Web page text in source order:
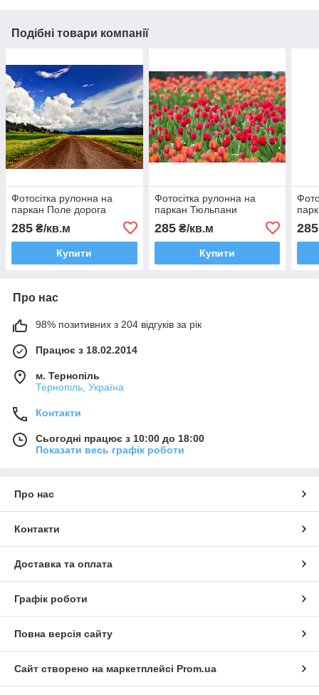
Подібні товари компанії
Фотосітка рулонна на
паркан Поле дорога
285 ₴/кв.м
Купити
Фотосітка рулонна на
паркан Тюльпани
285₴/кв.м
Купити
285
Про нас
98% позитивних з 204 відгуків за рік
Працює з 18.02.2014
м. Тернопіль
Тернопіль, Україна
Контакти
Сьогодні працює з 10:00 до 18:00
Показати весь графік роботи
Про нас
Контакти
Доставка та оплата
Графік роботи
Повна версія сайту
Сайт створено на маркетплейсі Prom.ua